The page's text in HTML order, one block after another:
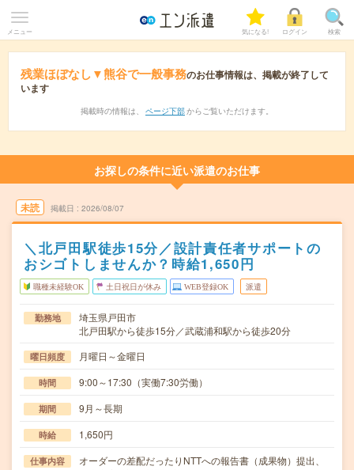
メニュー 気になる! ログイン 検索
残業ほぼなし▼熊谷で一般事務のお仕事情報は、掲載が終了して
います
掲載時の情報は、 ページ下部 からご覧いただけます。
お探しの条件に近い派遣のお仕事
未読 掲載日 2026/08/07
＼北戸田駅徒歩15分／設計責任者サポートの
おシゴトしませんか？時給1,650円
職種未経験OK 土日祝日が休み WEB登録OK 派遣
勤務地
埼玉県戸田市
北戸田駅から徒歩15分／武蔵浦和駅から徒歩20分
曜日頻度 月曜日～金曜日
時間 9:00～17:30（実働7:30労働）
期間 9月～長期
時給 1,650円
仕事内容
オーダーの差配だったりNTTへの報告書（成果物）提出、